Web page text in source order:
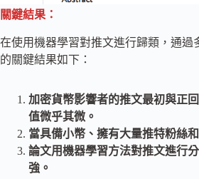
關鍵結果：
在使用機器學習對推文進行歸類，通過
的關鍵結果如下：
加密貨幣影響者的推文最初與正
值微乎其微。
當具備小幣、擁有大量推特粉絲
論文用機器學習方法對推文進行
強。